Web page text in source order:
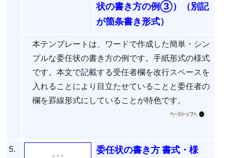
状の書き方の例③）（別記
が箇条書き形式）
本テンプレートは、ワードで作成した簡単・シン
プルな委任状の書き方の例です。手紙形式の様式
です。本文で記載する受任者欄を改行スペースを
入れることにより目立たせていることと委任者の
欄を罫線形式にしていることが特色です。
5.
委任状の書き方 書式・様